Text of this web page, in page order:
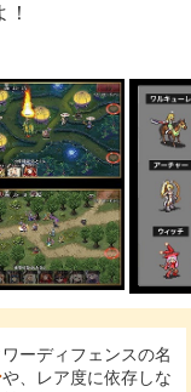
ーディフェンスの名
や、レア度に依存しな